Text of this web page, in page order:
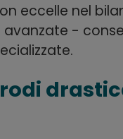
eccelle nel
-